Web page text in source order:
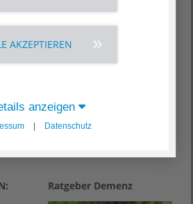
Ratgeber Pflege
Ratgeber Demenz
AKZEPTIEREN
anzeigen
| Datenschutz